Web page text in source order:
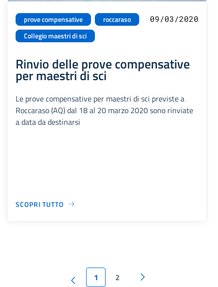
prove compensative
roccaraso
Collegio maestri di sci
09/03/2020
Rinvio delle prove compensative
per maestri di sci
Le prove compensative per maestri di sci previste a
Roccaraso (AQ) dal 18 al 20 marzo 2020 sono rinviate
a data da destinarsi
SCOPRI TUTTO
1 2